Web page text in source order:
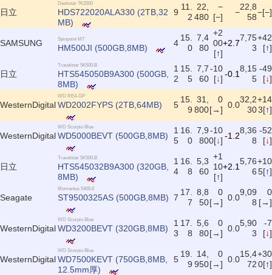
日立
Deskstar 7K2000
HDS722020ALA330 (2TB,32
MB)
9
11.
2
22,
480
−
[−]
−
22,8
58−[−]
SAMSUNG Spinpoint M7
HM500JI (500GB,8MB) 4
15.
0
7,4
80
+2
00
[↑]
+2.7
7,75
3
+42
[↑]
日立
Travelstar 5K500.B
HTS545050B9A300 (500GB,
8MB)
1
2
15.
5
7,7
60
-10
[↓] -0.1
8,15
5
-49
[↓]
WesternDigital
WD RE4-GP
WD2002FYPS (2TB,64MB) 5
15.
9
31,
800
0
[→] 0.0
32,2
30
+14
3[↑]
WesternDigital
WD Scorpio Blue
WD5000BEVT (500GB,8MB)
1
5
16.
0
7,9
80
-10
0[↓] -1.2
8,36
8
-52
[↓]
日立
Travelstar 5K500.B
HTS545032B9A300 (320GB,
8MB)
1
4
16.
8
5,3
60
+1
10
[↑]
+2.1
5,76
6
+10
5[↑]
Seagate
Momentus 5400.6
ST9500325AS (500GB,8MB) 7
17.
7
8,8
50
0
[→] 0.0
9,09
8
0
[→]
WesternDigital
WD Scorpio Blue
WD3200BEVT (320GB,8MB)
1
3
17.
8
5,6
80
0
[→] 0.0
5,90
3
-7
[↓]
WesternDigital
WD Scorpio Blue
WD7500KEVT (750GB,8MB,
12.5mm厚)
5
19.
9
14,
950
0
[→] 0.0
15,4
72
+30
0[↑]